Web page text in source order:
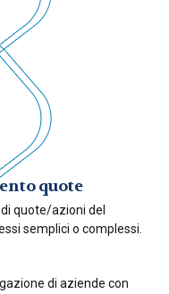
quote
quote/azioni del
semplici o complessi.
di aziende con